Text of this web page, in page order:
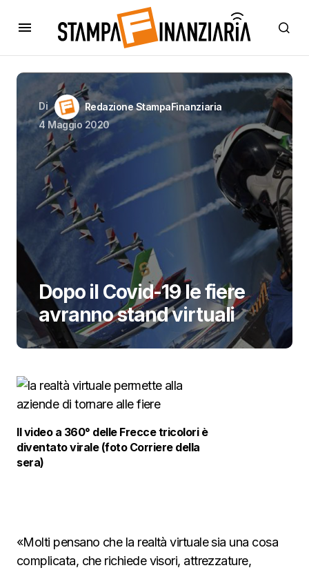
Di
Redazione StampaFinanziaria
4 Maggio 2020
Dopo il Covid-19 le fiere
avranno stand virtuali
Il video a 360° delle Frecce tricolori è
diventato virale (foto Corriere della
sera)
«Molti pensano che la realtà virtuale sia una cosa
complicata, che richiede visori, attrezzature,